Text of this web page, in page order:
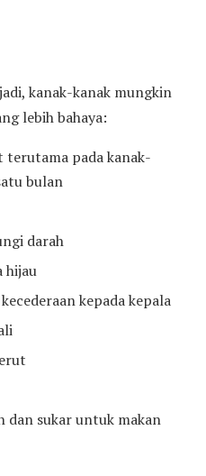
kanak-kanak mungkin
lebih bahaya:
pada kanak-
bulan
darah
hijau
kepada kepala
dan sukar untuk makan